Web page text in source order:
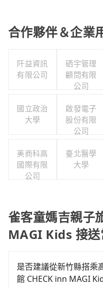
合作夥伴＆企業
阡益資訊
有限公司
硒宇管理
顧問有限
公司
國立政治
大學
啟發電子
股份有限
公司
美商科高
國際有限
公司
臺北醫學
大學
雀客童媽吉親子
MAGI Kids 接
是否建議從新竹縣搭乘
館 CHECK inn MAGI